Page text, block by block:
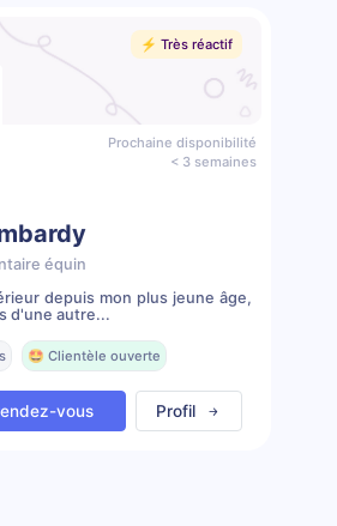
⚡️ Très réactif
Prochaine disponibilité
< 3 semaines
équin
depuis mon plus jeune âge,
d'une autre...
🤩 Clientèle ouverte
vous Profil